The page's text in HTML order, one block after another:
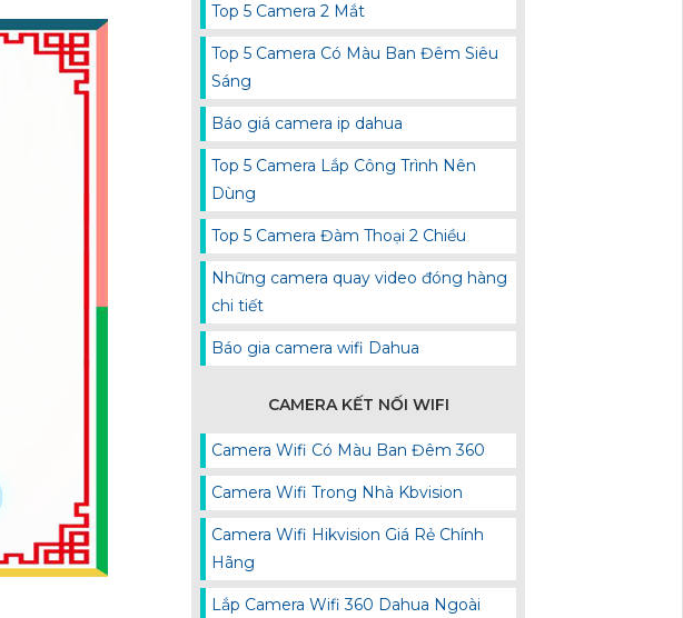
Top 5 Camera 2 Mắt
Top 5 Camera Có Màu Ban Đêm Siêu
Sáng
Báo giá camera ip dahua
Top 5 Camera Lắp Công Trình Nên
Dùng
Top 5 Camera Đàm Thoại 2 Chiều
Những camera quay video đóng hàng
chi tiết
Báo gia camera wifi Dahua
CAMERA KẾT NỐI WIFI
Camera Wifi Có Màu Ban Đêm 360
Camera Wifi Trong Nhà Kbvision
Camera Wifi Hikvision Giá Rẻ Chính
Hãng
Lắp Camera Wifi 360 Dahua Ngoài